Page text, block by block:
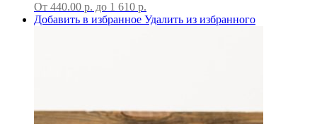
От 440.00 р. до 1 610 р.
Добавить в избранное Удалить из избранного